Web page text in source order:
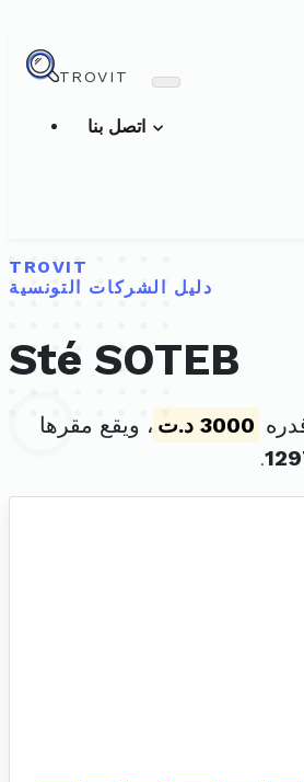
TROVIT
TROVIT
دليل الشركات التونسية
Sté SOTEB
3000 د.ت
، ويقع مقرها
.